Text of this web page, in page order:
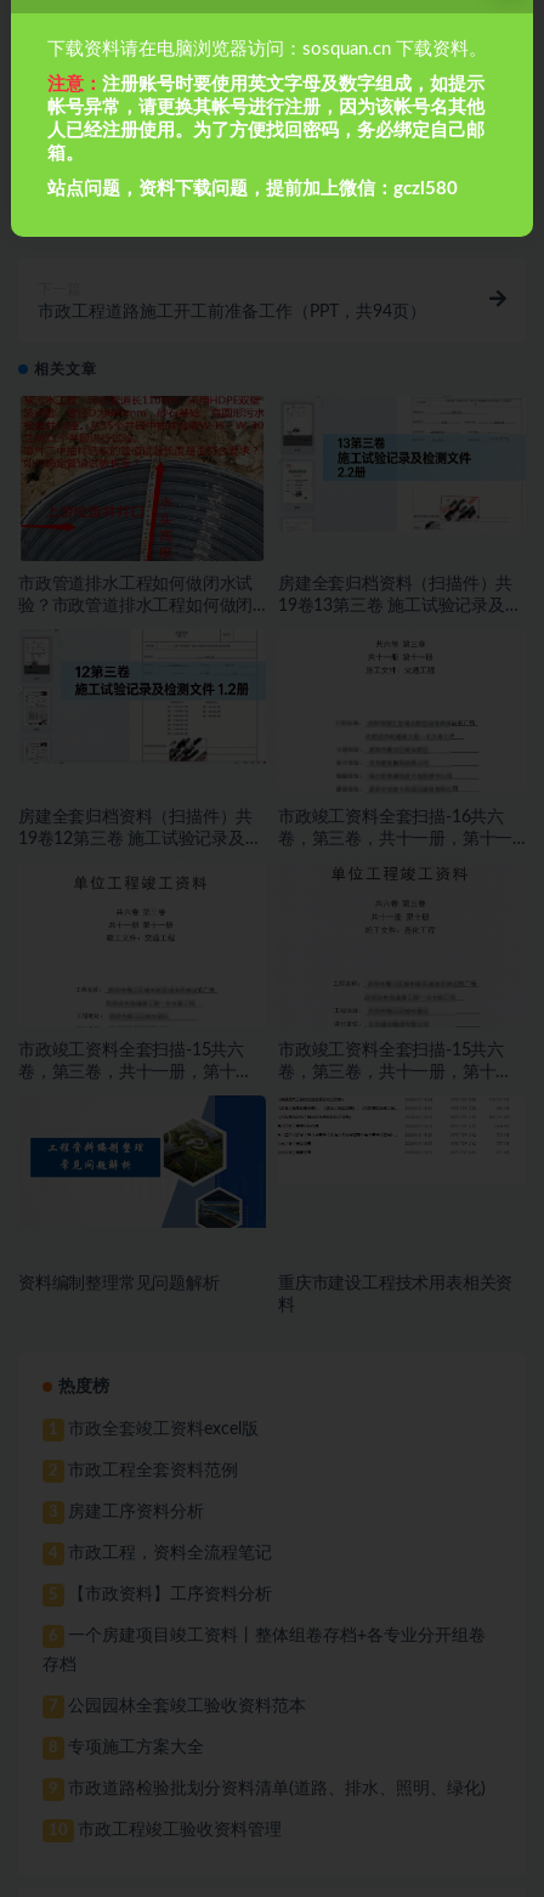
市政工程道路施工开工前准备工作（PPT，共94页）
相关文章
市政管道排水工程如何做闭水试
验？市政管道排水工程如何做闭
房建全套归档资料（扫描件）共
19卷13第三卷 施工试验记录及检
房建全套归档资料（扫描件）共
19卷12第三卷 施工试验记录及检
市政竣工资料全套扫描-16共六
卷，第三卷，共十一册，第十一
市政竣工资料全套扫描-15共六
卷，第三卷，共十一册，第十
市政竣工资料全套扫描-15共六
卷，第三卷，共十一册，第十
资料编制整理常见问题解析
重庆市建设工程技术用表相关资
料
热度榜
1 市政全套竣工资料excel版
2 市政工程全套资料范例
3 房建工序资料分析
4 市政工程，资料全流程笔记
5 【市政资料】工序资料分析
6
一个房建项目竣工资料丨整体组卷存档+各专业分开组卷
存档
7 公园园林全套竣工验收资料范本
8 专项施工方案大全
9 市政道路检验批划分资料清单(道路、排水、照明、绿化)
10 市政工程竣工验收资料管理
下载资料请在电脑浏览器访问：sosquan.cn 下载资料。
注意：注册账号时要使用英文字母及数字组成，如提示
帐号异常，请更换其帐号进行注册，因为该帐号名其他
人已经注册使用。为了方便找回密码，务必绑定自己邮
箱。
站点问题，资料下载问题，提前加上微信：gczl580